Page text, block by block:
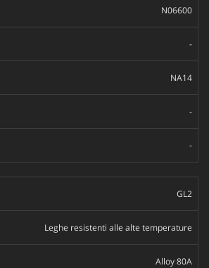
N06600
-
NA14
-
-
GL2
Leghe resistenti alle alte temperature
Alloy 80A